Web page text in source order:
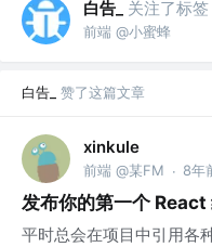
白告_ 关注了标签
前端 @小蜜蜂
白告_ 赞了这篇文章
xinkule
前端 @某FM · 8年
发布你的第一个
平时总会在项目中引用各